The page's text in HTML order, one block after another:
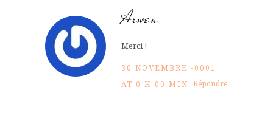
Arwen
Merci !
30 NOVEMBRE -0001
AT 0 H 00 MIN Répondre